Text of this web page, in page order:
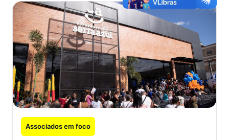
Associados em foco